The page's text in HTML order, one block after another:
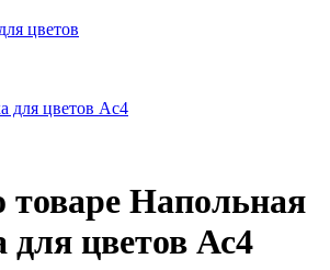
цветов
для цветов Ас4
Напольная
для цветов Ас4